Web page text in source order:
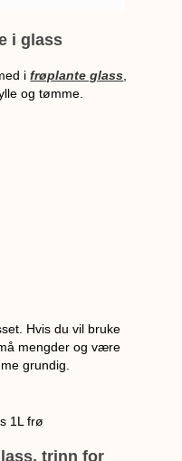
i glass
ifrøplante glass,
og tømme.
Hvis du vil bruke
mengder og være
grundig.
trinn for